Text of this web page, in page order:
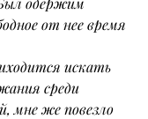
от нее время
искать
среди
мне же повезло